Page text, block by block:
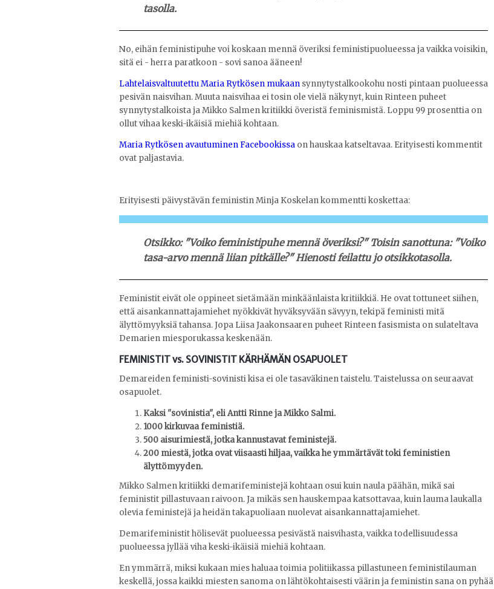
tasolla.
No, eihän feministipuhe voi koskaan mennä överiksi feministipuolueessa ja vaikka voisikin,
sitä ei - herra paratkoon - sovi sanoa ääneen!
Lahtelaisvaltuutettu Maria Rytkösen mukaan synnytystalkookohu nosti pintaan puolueessa
pesivän naisvihan. Muuta naisvihaa ei tosin ole vielä näkynyt, kuin Rinteen puheet
synnytystalkoista ja Mikko Salmen kritiikki överistä feminismistä. Loppu 99 prosenttia on
ollut vihaa keski-ikäisiä miehiä kohtaan.
Maria Rytkösen avautuminen Facebookissa on hauskaa katseltavaa. Erityisesti kommentit
ovat paljastavia.
Erityisesti päivystävän feministin Minja Koskelan kommentti koskettaa:
Otsikko: "Voiko feministipuhe mennä överiksi?" Toisin sanottuna: "Voiko
tasa-arvo mennä liian pitkälle?" Hienosti feilattu jo otsikkotasolla.
Feministit eivät ole oppineet sietämään minkäänlaista kritiikkiä. He ovat tottuneet siihen,
että aisankannattajamiehet nyökkivät hyväksyvään sävyyn, tekipä feministi mitä
älyttömyyksiä tahansa. Jopa Liisa Jaakonsaaren puheet Rinteen fasismista on sulateltava
Demarien miesporukassa keskenään.
FEMINISTIT vs. SOVINISTIT KÄRHÄMÄN OSAPUOLET
Demareiden feministi-sovinisti kisa ei ole tasaväkinen taistelu. Taistelussa on seuraavat
osapuolet.
Kaksi "sovinistia", eli Antti Rinne ja Mikko Salmi.
1000 kirkuvaa feministiä.
500 aisurimiestä, jotka kannustavat feministejä.
200 miestä, jotka ovat viisaasti hiljaa, vaikka he ymmärtävät toki feministien
älyttömyyden.
Mikko Salmen kritiikki demarifeministejä kohtaan osui kuin naula päähän, mikä sai
feministit pillastuvaan raivoon. Ja mikäs sen hauskempaa katsottavaa, kuin lauma laukalla
olevia feministejä ja heidän takapuoliaan nuolevat aisankannattajamiehet.
Demarifeministit hölisevät puolueessa pesivästä naisvihasta, vaikka todellisuudessa
puolueessa jyllää viha keski-ikäisiä miehiä kohtaan.
En ymmärrä, miksi kukaan mies haluaa toimia politiikassa pillastuneen feministilauman
keskellä, jossa kaikki miesten sanoma on lähtökohtaisesti väärin ja feministin sana on pyhää